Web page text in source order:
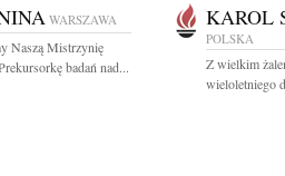
WARSZAWA
Naszą Mistrzynię
badań nad...
KAROL
POLSKA
Z wielkim
wieloletniego